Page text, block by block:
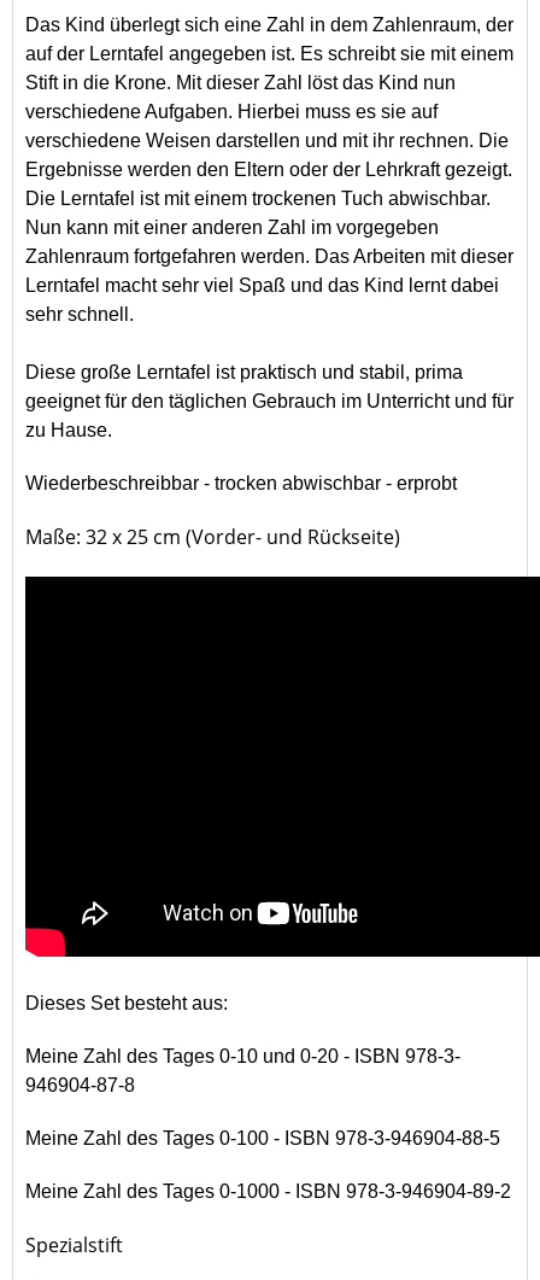
Das Kind überlegt sich eine Zahl in dem Zahlenraum, der
auf der Lerntafel angegeben ist. Es schreibt sie mit einem
Stift in die Krone. Mit dieser Zahl löst das Kind nun
verschiedene Aufgaben. Hierbei muss es sie auf
verschiedene Weisen darstellen und mit ihr rechnen. Die
Ergebnisse werden den Eltern oder der Lehrkraft gezeigt.
Die Lerntafel ist mit einem trockenen Tuch abwischbar.
Nun kann mit einer anderen Zahl im vorgegeben
Zahlenraum fortgefahren werden. Das Arbeiten mit dieser
Lerntafel macht sehr viel Spaß und das Kind lernt dabei
sehr schnell.
Diese große Lerntafel ist praktisch und stabil, prima
geeignet für den täglichen Gebrauch im Unterricht und für
zu Hause.
Wiederbeschreibbar - trocken abwischbar - erprobt
Maße: 32 x 25 cm (Vorder- und Rückseite)
Dieses Set besteht aus:
Meine Zahl des Tages 0-10 und 0-20 - ISBN 978-3-
946904-87-8
Meine Zahl des Tages 0-100 - ISBN 978-3-946904-88-5
Meine Zahl des Tages 0-1000 - ISBN 978-3-946904-89-2
Spezialstift